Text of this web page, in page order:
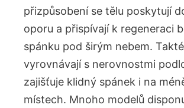
přizpůsobení⁣ se ​tělu poskytují​
oporu a přispívají‌ k regeneraci
spánku pod širým nebem.
vyrovnávají⁣ s nerovnostmi⁤
zajišťuje klidný spánek i na
místech. Mnoho modelů